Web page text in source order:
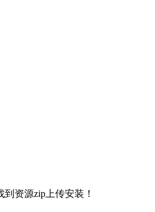
资源zip上传安装！